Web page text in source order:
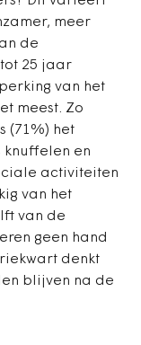
meer
de
25 jaar
van het
meest. Zo
(71%) het
knuffelen en
activiteiten
van het
van de
geen hand
denkt
blijven na de